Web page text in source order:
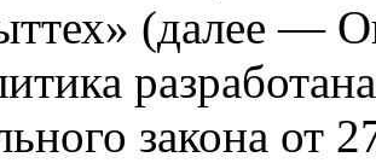
(далее —
закона